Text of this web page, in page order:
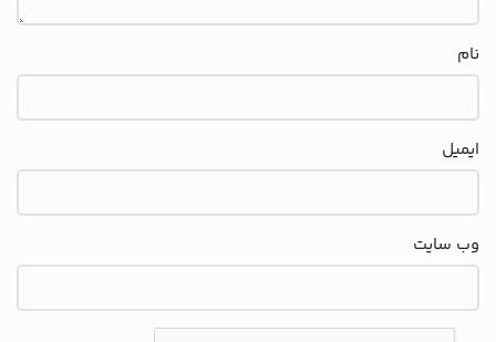
نام
ایمیل
وب‌ سایت